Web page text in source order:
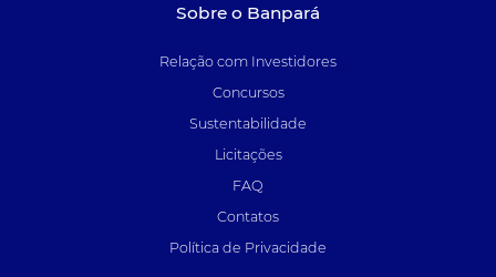
Sobre o Banpará
Relação com Investidores
Concursos
Sustentabilidade
Licitações
FAQ
Contatos
Política de Privacidade